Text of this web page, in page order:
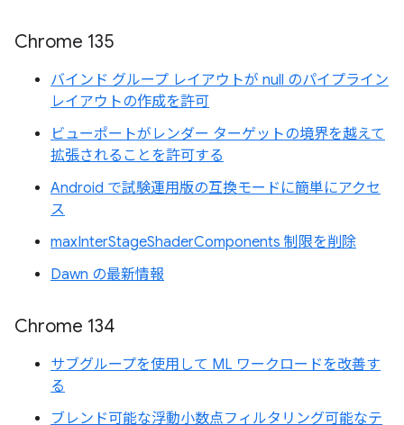
Chrome 135
バインド グループ レイアウトが null のパイプライン
レイアウトの作成を許可
ビューポートがレンダー ターゲットの境界を越えて
拡張されることを許可する
Android で試験運用版の互換モードに簡単にアクセ
ス
maxInterStageShaderComponents 制限を削除
Dawn の最新情報
Chrome 134
サブグループを使用して ML ワークロードを改善す
る
ブレンド可能な浮動小数点フィルタリング可能なテ